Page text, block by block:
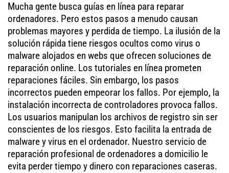
Mucha gente busca guías en línea para reparar
ordenadores. Pero estos pasos a menudo causan
problemas mayores y perdida de tiempo. La ilusión de la
solución rápida tiene riesgos ocultos como virus o
malware alojados en webs que ofrecen soluciones de
reparación online. Los tutoriales en línea prometen
reparaciones fáciles. Sin embargo, los pasos
incorrectos pueden empeorar los fallos. Por ejemplo, la
instalación incorrecta de controladores provoca fallos.
Los usuarios manipulan los archivos de registro sin ser
conscientes de los riesgos. Esto facilita la entrada de
malware y virus en el ordenador. Nuestro servicio de
reparación profesional de ordenadores a domicilio le
evita perder tiempo y dinero con reparaciones caseras.